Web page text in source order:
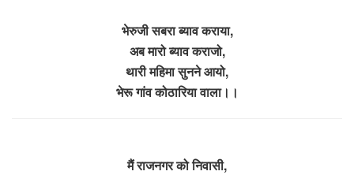
भेरुजी सबरा ब्याव कराया,
अब मारो ब्याव कराजो,
थारी महिमा सुनने आयो,
भेरू गांव कोठारिया वाला।।
मैं राजनगर को निवासी,